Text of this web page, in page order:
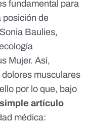
fundamental para
posición de
Sonia Baulies,
Mujer. Así,
musculares
por lo que, bajo
artículo
médica: